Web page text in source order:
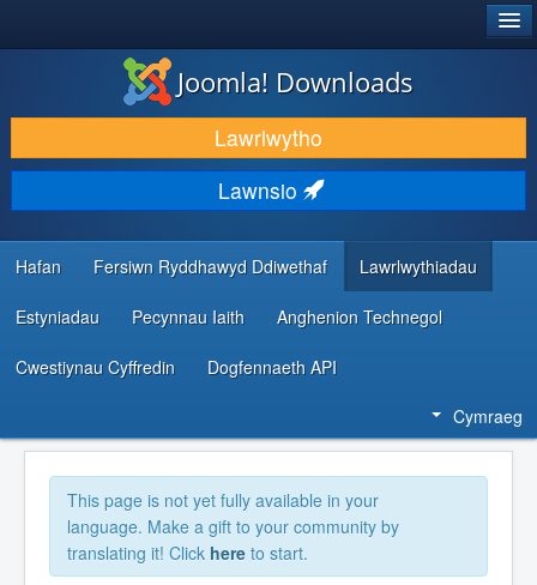
LAWRLWYTHO AC YMESTYN
DARGANFOD A DYSGU
CYMUNED A CHEFNOGAETH
ADNODDAU DATBLYGWYR
Joomla! Downloads
Lawrlwytho
Lawnsio
Hafan Fersiwn Ryddhawyd Ddiwethaf Lawrlwythiadau
Estyniadau Pecynnau Iaith Anghenion Technegol
Cwestiynau Cyffredin Dogfennaeth API
Cymraeg
This page is not yet fully available in your
language. Make a gift to your community by
translating it! Click here to start.